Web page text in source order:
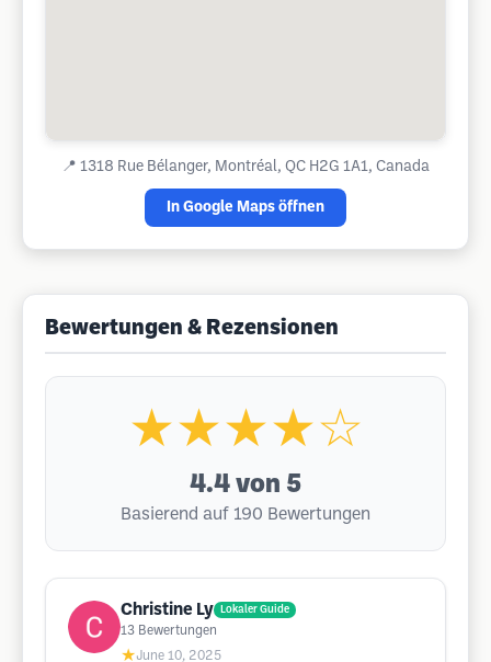
📍 1318 Rue Bélanger, Montréal, QC H2G 1A1, Canada
In Google Maps öffnen
Bewertungen & Rezensionen
★★★★☆
4.4 von 5
Basierend auf 190 Bewertungen
Christine Ly Lokaler Guide
13 Bewertungen
★June 10, 2025